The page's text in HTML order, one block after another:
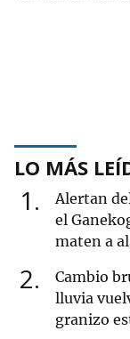
LO MÁS
1
Alertan
el
maten a
2
Cambio
lluvia
granizo